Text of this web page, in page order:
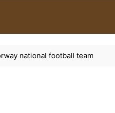
national football team